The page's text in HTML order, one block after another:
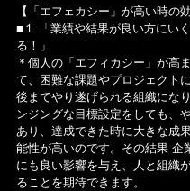
【「エフェカシー」が高い時の効
■１.「業績や結果が良い方にい
る！」
＊個人の「エフィカシー」が高
て、困難な課題やプロジェクト
後までやり遂げられる組織にな
ンジングな目標設定をしても、
あり、達成できた時に大きな成
能性が高いのです。その結果 企
にも良い影響を与え、人と組織
ることを期待できます。